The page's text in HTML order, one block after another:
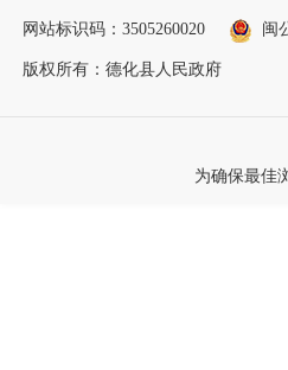
网站标识码：3505260020 闽
版权所有：德化县人民政府
为确保最佳